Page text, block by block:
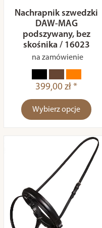
Nachrapnik szwedzki
DAW-MAG
podszywany, bez
skośnika / 16023
na zamówienie
399,00 zł *
Wybierz opcje